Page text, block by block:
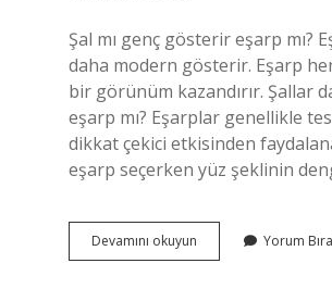
Şal mı genç gösterir eşarp mı?
daha modern gösterir. Eşarp
bir görünüm kazandırır. Şallar
eşarp mı? Eşarplar genellikle
dikkat çekici etkisinden
eşarp seçerken yüz şeklinin
Devamını okuyun
Mı
Yorum